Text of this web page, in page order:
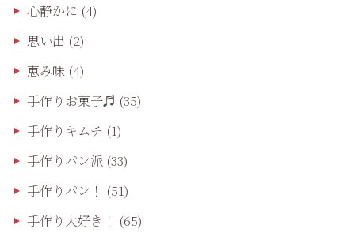
心静かに (4)
思い出 (2)
恵み味(4)
手作りお菓子♬ (35)
手作りキムチ (1)
手作りパン派 (33)
手作りパン！ (51)
手作り大好き！ (65)